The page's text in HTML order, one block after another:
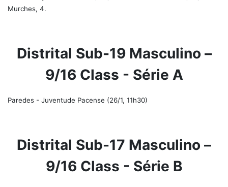
Murches, 4.
Distrital Sub-19 Masculino –
9/16 Class - Série A
Paredes - Juventude Pacense (26/1, 11h30)
Distrital Sub-17 Masculino –
9/16 Class - Série B